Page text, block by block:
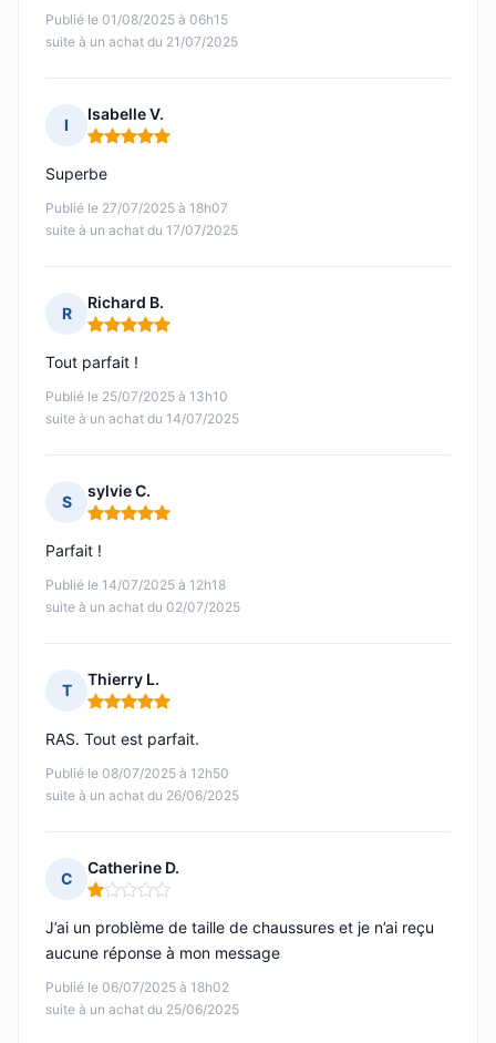
Publié le 01/08/2025 à 06h15
suite à un achat du 21/07/2025
I
Isabelle V.
Note : 5 sur 5
Publié le 27/07/2025 à 18h07
suite à un achat du 17/07/2025
Superbe
R
Richard B.
Note : 5 sur 5
Publié le 25/07/2025 à 13h10
suite à un achat du 14/07/2025
Tout parfait !
S
sylvie C.
Note : 5 sur 5
Publié le 14/07/2025 à 12h18
suite à un achat du 02/07/2025
Parfait !
T
Thierry L.
Note : 5 sur 5
Publié le 08/07/2025 à 12h50
suite à un achat du 26/06/2025
RAS. Tout est parfait.
C
Catherine D.
Note : 1 sur 5
Publié le 06/07/2025 à 18h02
suite à un achat du 25/06/2025
J’ai un problème de taille de chaussures et je n’ai reçu
aucune réponse à mon message